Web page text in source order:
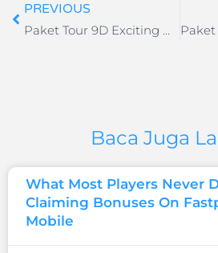
PREVIOUS
Paket Tour 9D Exciting Western Europe
Baca Juga
What Most Players Never
Claiming Bonuses On
Mobile